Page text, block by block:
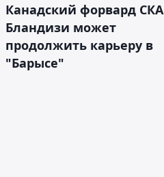
Канадский форвард СКА
Бландизи может
продолжить карьеру в
"Барысе"